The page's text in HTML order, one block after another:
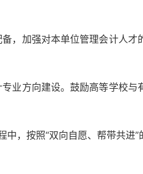
，加强对本单位管理会计人
业方向建设。鼓励高等学校
，按照“双向自愿、帮带共进